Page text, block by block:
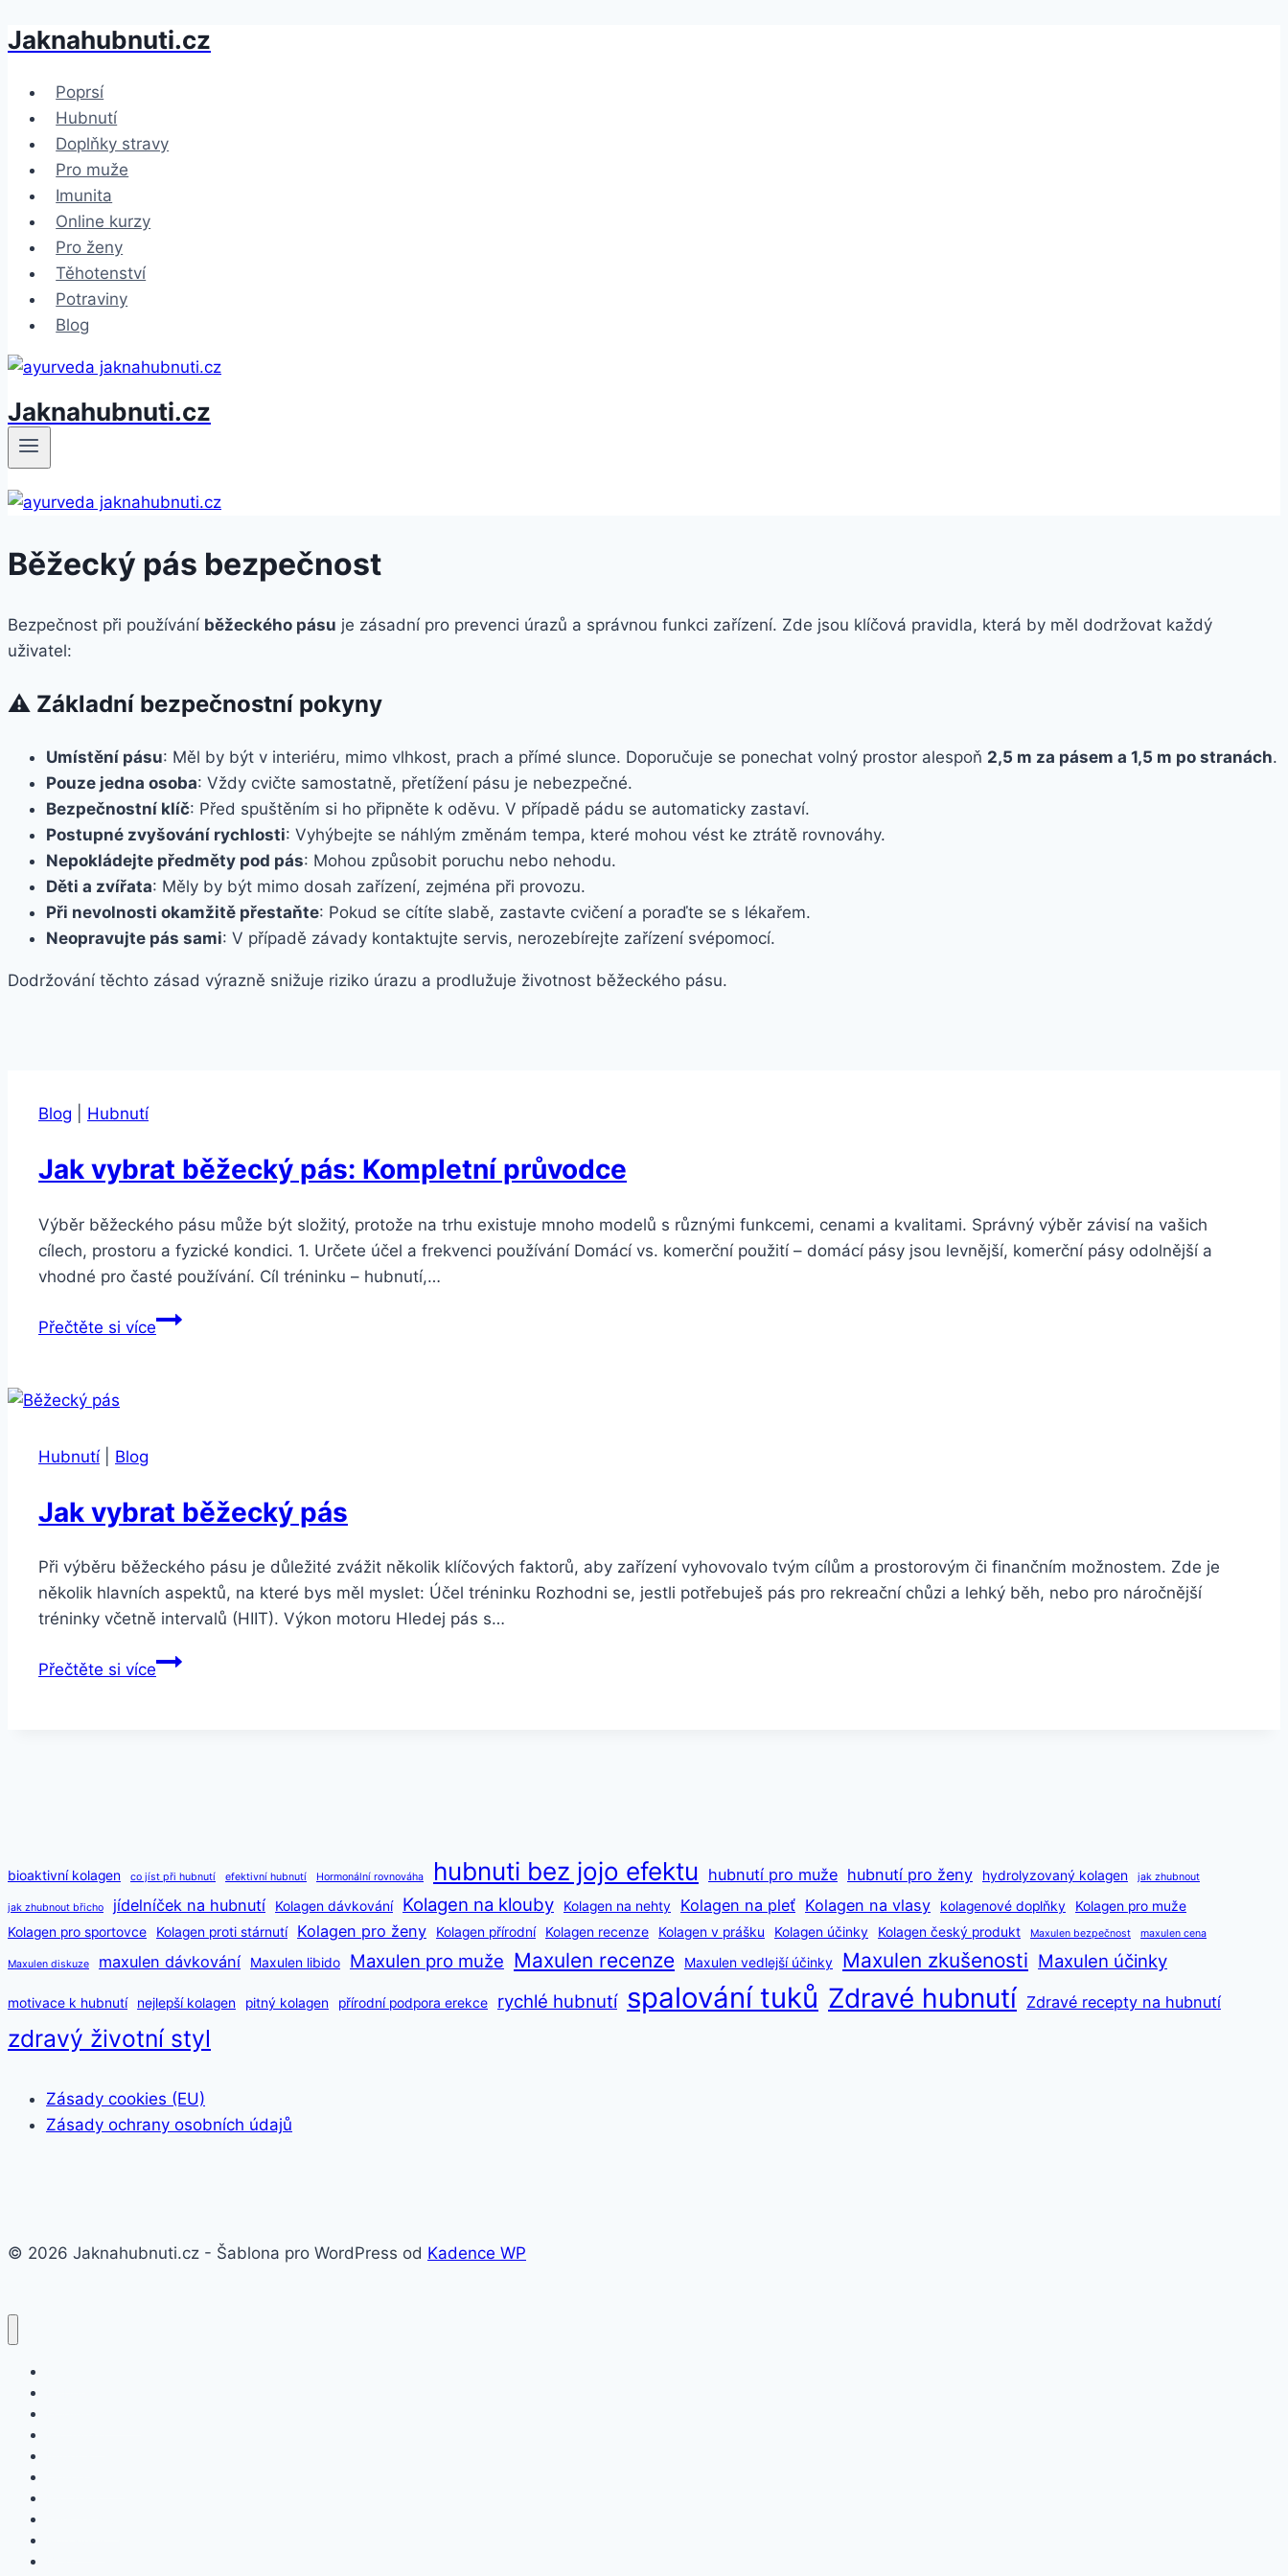
Přeskočit
obsah
Jaknahubnuti.cz
Poprsí
Hubnutí
Doplňky stravy
Pro muže
Imunita
Online kurzy
Pro ženy
Těhotenství
Potraviny
Blog
Jaknahubnuti.cz
Běžecký pás bezpečnost
Bezpečnost při používání běžeckého pásu je zásadní pro prevenci úrazů a správnou funkci zařízení. Zde jsou klíčová pravidla, která by měl dodržovat každý
uživatel:
⚠️ Základní bezpečnostní pokyny
Umístění pásu: Měl by být v interiéru, mimo vlhkost, prach a přímé slunce. Doporučuje se ponechat volný prostor alespoň 2,5 m za pásem a 1,5 m po stranách.
Pouze jedna osoba: Vždy cvičte samostatně, přetížení pásu je nebezpečné.
Bezpečnostní klíč: Před spuštěním si ho připněte k oděvu. V případě pádu se automaticky zastaví.
Postupné zvyšování rychlosti: Vyhýbejte se náhlým změnám tempa, které mohou vést ke ztrátě rovnováhy.
Nepokládejte předměty pod pás: Mohou způsobit poruchu nebo nehodu.
Děti a zvířata: Měly by být mimo dosah zařízení, zejména při provozu.
Při nevolnosti okamžitě přestaňte: Pokud se cítíte slabě, zastavte cvičení a poraďte se s lékařem.
Neopravujte pás sami: V případě závady kontaktujte servis, nerozebírejte zařízení svépomocí.
Dodržování těchto zásad výrazně snižuje riziko úrazu a prodlužuje životnost běžeckého pásu.
Blog Hubnutí
Jak vybrat běžecký pás: Kompletní průvodce
Výběr běžeckého pásu může být složitý, protože na trhu existuje mnoho modelů s různými funkcemi, cenami a kvalitami. Správný výběr závisí na vašich
cílech, prostoru a fyzické kondici. 1. Určete účel a frekvenci používání Domácí vs. komerční použití – domácí pásy jsou levnější, komerční pásy odolnější a
vhodné pro časté používání. Cíl tréninku – hubnutí,…
Přečtěte si víceJak
Hubnutí| Blog
Jak vybrat běžecký pás
Při výběru běžeckého pásu je důležité zvážit několik klíčových faktorů, aby zařízení vyhovovalo tvým cílům a prostorovým či finančním možnostem. Zde je
několik hlavních aspektů, na které bys měl myslet: Účel tréninku Rozhodni se, jestli potřebuješ pás pro rekreační chůzi a lehký běh, nebo pro náročnější
tréninky včetně intervalů (HIIT). Výkon motoru Hledej pás s…
Přečtěte si víceJak
bioaktivní kolagen co jíst při hubnutí efektivní hubnutí Hormonální rovnováha hubnuti bez jojo efektu hubnutí pro muže hubnutí pro ženy hydrolyzovaný kolagen jak zhubnout
jak zhubnout břicho jídelníček na hubnutí Kolagen dávkování Kolagen na klouby Kolagen na nehty Kolagen na pleť Kolagen na vlasy kolagenové doplňky
Kolagen pro muže
Kolagen pro sportovce
Kolagen proti stárnutí Kolagen pro ženy Kolagen přírodní Kolagen recenze Kolagen v prášku Kolagen účinky Kolagen český produkt Maxulen bezpečnost maxulen cena
Maxulen diskuze maxulen dávkování Maxulen libido Maxulen pro muže Maxulen recenze Maxulen vedlejší účinky Maxulen zkušenosti Maxulen účinky
motivace k hubnutí nejlepší kolagen pitný kolagen přírodní podpora erekce rychlé hubnutí spalování tuků Zdravé hubnutí Zdravé recepty na hubnutí
zdravý životní styl
Zásady cookies (EU)
Zásady ochrany osobních údajů
© 2026 Jaknahubnuti.cz - Šablona pro WordPress od Kadence WP